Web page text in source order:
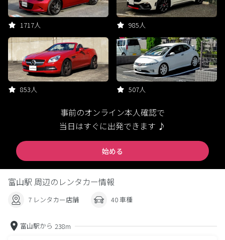
1717人 985人
853人 507人
事前のオンライン本人確認で
当日はすぐに出発できます ♪
始める
富山駅 周辺のレンタカー情報
7 レンタカー店舗 40 車種
富山駅から 238m